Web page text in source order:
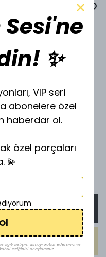
SEPETE EKLE
✨
VIP seri
abonelere özel
haberdar ol.
özel parçaları
💫
ilgili iletişim almayı kabul edersiniz ve
ettiğinizi onaylarsınız.